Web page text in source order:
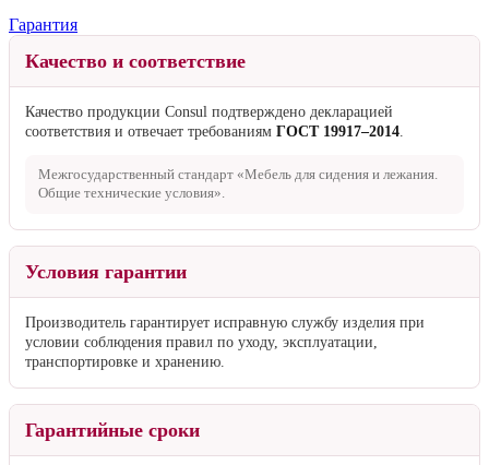
Гарантия
Качество и соответствие
Качество продукции Consul подтверждено декларацией
соответствия и отвечает требованиям ГОСТ 19917–2014
Межгосударственный стандарт «Мебель для сидения и лежания.
Общие технические условия».
Условия гарантии
Производитель гарантирует исправную службу изделия при
условии соблюдения правил по уходу, эксплуатации,
транспортировке и хранению.
Гарантийные сроки